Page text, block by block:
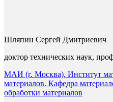
Шляпин Сергей Дмитриевич
доктор технических наук,
МАИ (г. Москва). Институт
материалов. Кафедра
обработки материалов